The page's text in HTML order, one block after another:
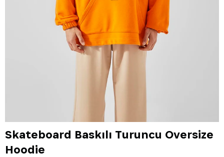
Skateboard Baskılı Turuncu Oversize
Hoodie